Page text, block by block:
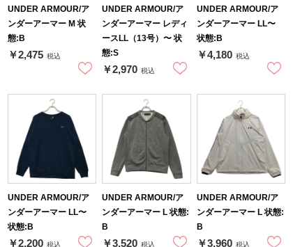
UNDER ARMOUR/ア
ンダーアーマー M 状
態:B
￥2,475 税込
UNDER ARMOUR/ア
ンダーアーマー レディ
ースLL（13号）〜 状
態:S
￥2,970 税込
UNDER ARMOUR/ア
ンダーアーマー LL〜
状態:B
￥4,180 税込
UNDER ARMOUR/ア
ンダーアーマー LL〜
状態:B
￥2,200 税込
UNDER ARMOUR/ア
ンダーアーマー L 状態:
B
￥3,520 税込
UNDER ARMOUR/ア
ンダーアーマー L 状態:
B
￥3,960 税込